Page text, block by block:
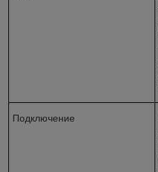
Подключение